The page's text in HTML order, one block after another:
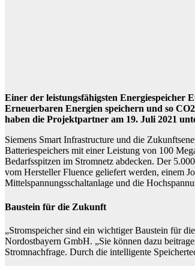
Einer der leistungsfähigsten Energiespeicher
Erneuerbaren Energien speichern und so
haben die Projektpartner am 19. Juli 2021
Siemens Smart Infrastructure und die
Batteriespeichers mit einer Leistung von 100
Bedarfsspitzen im Stromnetz abdecken. Der
vom Hersteller Fluence geliefert werden, einem
Mittelspannungsschaltanlage und die
Baustein für die Zukunft
„Stromspeicher sind ein wichtiger Baustein für
Nordostbayern GmbH. „Sie können dazu
Stromnachfrage. Durch die intelligente